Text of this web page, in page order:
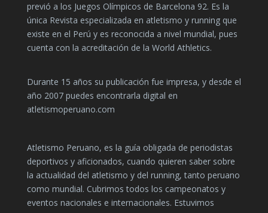
previó a los Juegos Olímpicos de Barcelona 92. Es la
única Revista especializada en atletismo y running que
existe en el Perú y es reconocida a nivel mundial, pues
cuenta con la acreditación de la World Athletics.
Durante 15 años su publicación fue impresa, y desde el
año 2007 puedes encontrarla digital en
atletismoperuano.com
Atletismo Peruano, es la guía obligada de periodistas
deportivos y aficionados, cuando quieren saber sobre
la actualidad del atletismo y del running, tanto peruano
como mundial. Cubrimos todos los campeonatos y
eventos nacionales e internacionales. Estuvimos